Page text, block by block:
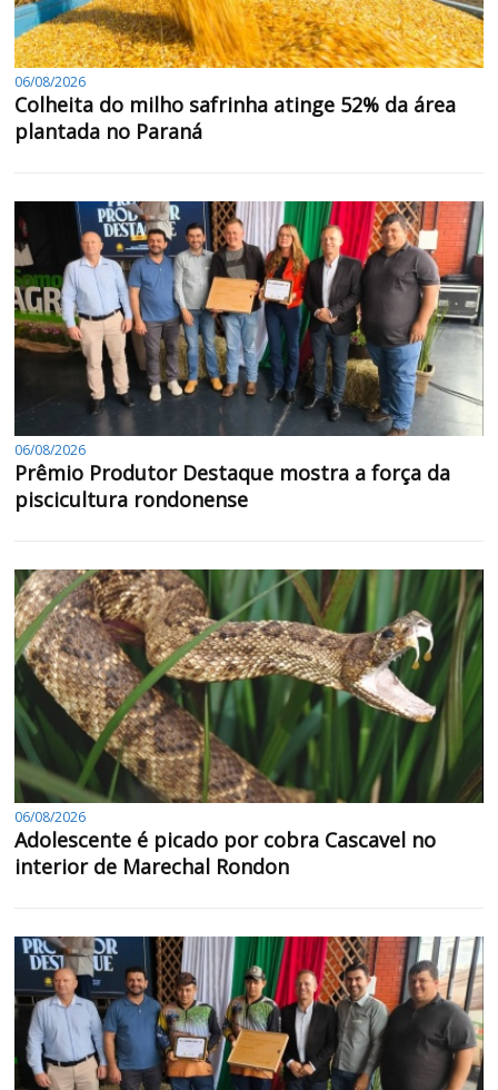
06/08/2026
Colheita do milho safrinha atinge 52% da área
plantada no Paraná
06/08/2026
Prêmio Produtor Destaque mostra a força da
piscicultura rondonense
06/08/2026
Adolescente é picado por cobra Cascavel no
interior de Marechal Rondon